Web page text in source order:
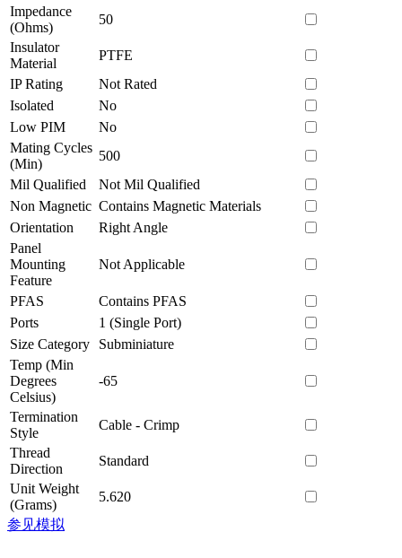
Impedance
(Ohms)
50
Insulator
Material
PTFE
IP Rating
Not Rated
Isolated
No
Low PIM
No
Mating Cycles
(Min)
500
Mil Qualified
Not Mil Qualified
Non Magnetic Contains Magnetic Materials
Orientation
Right Angle
Panel
Mounting
Feature
Not Applicable
PFAS
Contains PFAS
Ports
1 (Single Port)
Size Category
Subminiature
Temp (Min
Degrees
Celsius)
-65
Termination
Style
Cable - Crimp
Thread
Direction
Standard
Unit Weight
(Grams)
5.620
参见模拟